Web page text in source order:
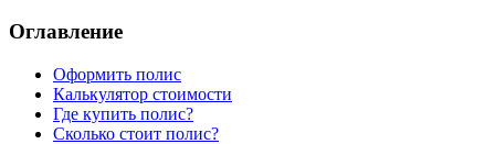
Оглавление
Оформить полис
Калькулятор стоимости
Где купить полис?
Сколько стоит полис?